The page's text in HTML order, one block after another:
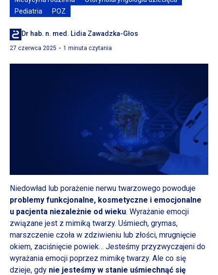
Pediatria
POZ
Dr hab. n. med. Lidia Zawadzka-Głos
27 czerwca 2025 1 minuta czytania
Niedowład lub porażenie nerwu twarzowego powoduje
problemy funkcjonalne, kosmetyczne i emocjonalne
u pacjenta niezależnie od wieku. Wyrażanie emocji
związane jest z mimiką twarzy. Uśmiech, grymas,
marszczenie czoła w zdziwieniu lub złości, mrugnięcie
okiem, zaciśnięcie powiek… Jesteśmy przyzwyczajeni do
wyrażania emocji poprzez mimikę twarzy. Ale co się
dzieje, gdy nie jesteśmy w stanie uśmiechnąć się